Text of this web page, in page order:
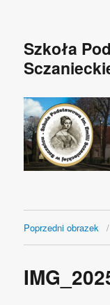
Szkoła
Poprzedni obrazek